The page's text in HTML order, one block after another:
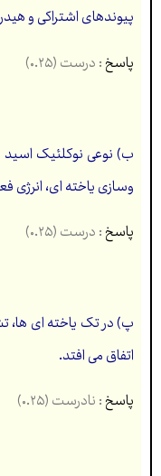
پیوندهای اشتراكی و
پاسخ: درست (۰.۲۵)
ب) نوعی نوكلئیک اسید
وسازی ياخته ای،
پاسخ: درست (۰.۲۵)
پ) در تک ياخته ای ها،
اتفاق می افتد.
پاسخ: نادرست (۰.۲۵)